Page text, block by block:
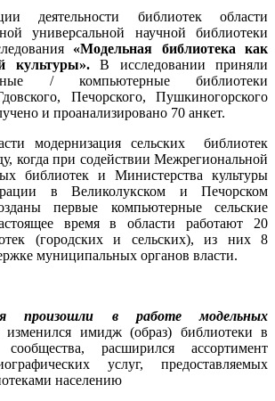
деятельности библиотек области
универсальной научной библиотеки
«Модельная библиотека как
культуры».В исследовании приняли
/ компьютерные библиотеки
Печорского, Пушкиногорского
и проанализировано 70 анкет.
модернизация сельских библиотек
когда при содействии Межрегиональной
библиотек и Министерства культуры
в Великолукском и Печорском
первые компьютерные сельские
время в области работают 20
(городских и сельских), из них 8
муниципальных органов власти.
произошли в работе модельных
изменился имидж (образ) библиотеки в
расширился ассортимент
услуг, предоставляемых
населению